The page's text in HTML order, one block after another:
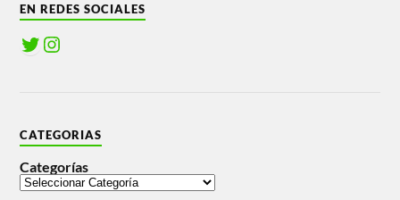
EN REDES SOCIALES
CATEGORIAS
Categorías